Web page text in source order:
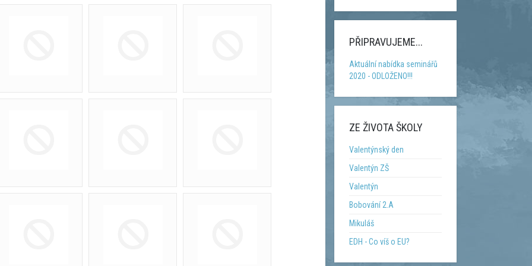
PŘIPRAVUJEME...
Aktuální nabídka seminářů
2020 - ODLOŽENO!!!
ZE ŽIVOTA ŠKOLY
Valentýnský den
Valentýn ZŠ
Valentýn
Bobování 2.A
Mikuláš
EDH - Co víš o EU?